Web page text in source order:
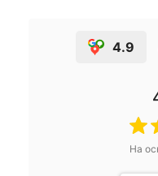
4.9
На